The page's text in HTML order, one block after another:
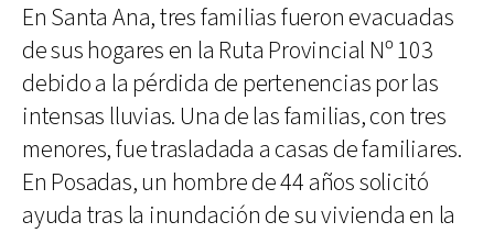
En Santa Ana, tres familias fueron evacuadas
de sus hogares en la Ruta Provincial Nº 103
debido a la pérdida de pertenencias por las
intensas lluvias. Una de las familias, con tres
menores, fue trasladada a casas de familiares.
En Posadas, un hombre de 44 años solicitó
ayuda tras la inundación de su vivienda en la